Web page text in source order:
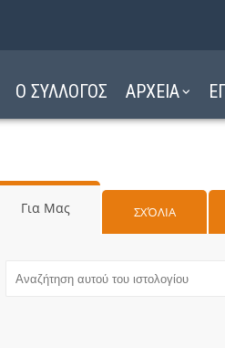
Ο ΣΥΛΛΟΓΟΣ ΑΡΧΕΙΑ
Για Μας ΣΧΌΛΙΑ